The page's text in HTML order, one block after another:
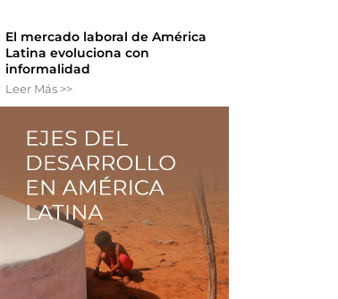
El mercado laboral de América
Latina evoluciona con
informalidad
Leer Más >>